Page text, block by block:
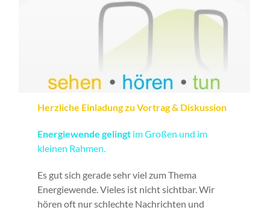
Herzliche Einladungzu Vortrag & Diskussion
Energiewende gelingt im Großen und im
kleinen Rahmen.
Es gut sich gerade sehr viel zum Thema
Energiewende. Vieles ist nicht sichtbar. Wir
hören oft nur schlechte Nachrichten und